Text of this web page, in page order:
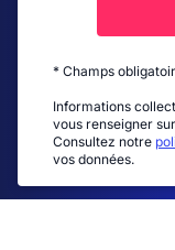
* Champs
Informations
vous renseigner
Consultez notre
vos données.